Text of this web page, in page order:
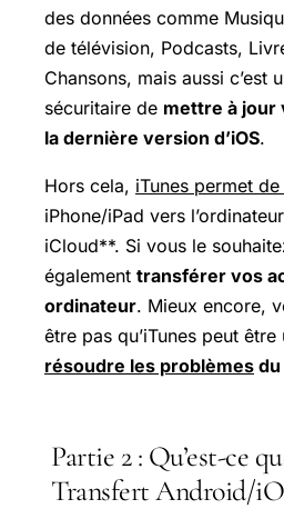
des données comme
de télévision, Podcasts,
Chansons, mais aussi c’est
sécuritaire de mettre à jour
la dernière version d’iOS.
Hors cela, iTunes permet
iPhone/iPad vers
iCloud**. Si vous le
également transférer vos
ordinateur. Mieux encore,
être pas qu’iTunes peut
résoudre les problèmes du
Partie 2 : Qu’est-ce
Transfert Android/